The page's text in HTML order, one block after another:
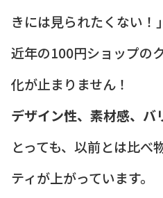
きには見られたくない！
近年の100円ショップの
化が止まりません！
デザイン性、素材感、バ
とっても、以前とは比べ
ティが上がっています。